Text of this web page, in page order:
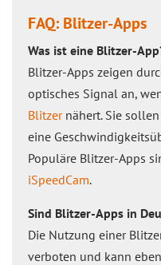
FAQ: Blitzer-Apps
Was ist eine Blitzer-
Blitzer-Apps zeigen
optisches Signal an,
Blitzernähert. Sie
eine
Populäre Blitzer-Apps
iSpeedCam.
Sind Blitzer-Apps in
Die Nutzung einer
verboten und kann